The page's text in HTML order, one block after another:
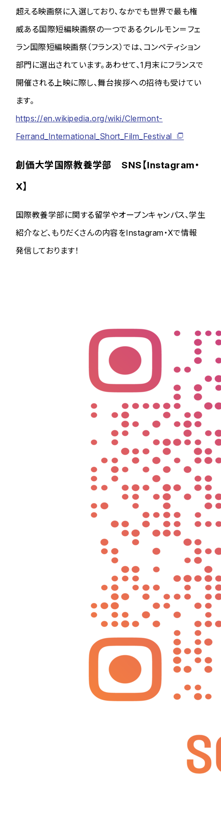
超える映画祭に入選しており、なかでも世界で最も権
威ある国際短編映画祭の一つであるクレルモン＝フェ
ラン国際短編映画祭（フランス）では、コンペティション
部門に選出されています。あわせて、1月末にフランスで
開催される上映に際し、舞台挨拶への招待も受けてい
ます。
https://en.wikipedia.org/wiki/Clermont-
Ferrand_International_Short_Film_Festival
創価大学国際教養学部 SNS【Instagram・
X】
国際教養学部に関する留学やオープンキャンパス、学生
紹介など、もりだくさんの内容をInstagram・Xで情報
発信しております！